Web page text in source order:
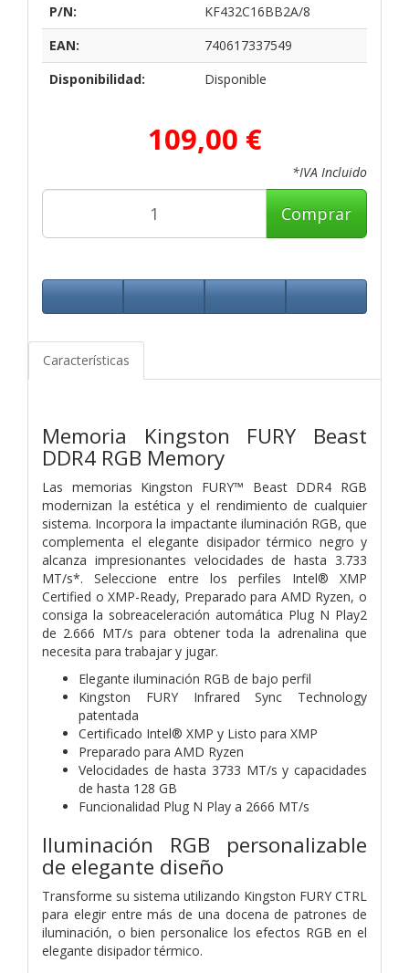
P/N:
KF432C16BB2A/8
EAN:
740617337549
Disponibilidad:
Disponible
109,00 €
*IVA Incluido
Comprar
Características
Memoria Kingston FURY Beast
DDR4 RGB Memory
Las memorias Kingston FURY™ Beast DDR4 RGB
modernizan la estética y el rendimiento de cualquier
sistema. Incorpora la impactante iluminación RGB, que
complementa el elegante disipador térmico negro y
alcanza impresionantes velocidades de hasta 3.733
MT/s*. Seleccione entre los perfiles Intel® XMP
Certified o XMP-Ready, Preparado para AMD Ryzen, o
consiga la sobreaceleración automática Plug N Play2
de 2.666 MT/s para obtener toda la adrenalina que
necesita para trabajar y jugar.
Elegante iluminación RGB de bajo perfil
Kingston FURY Infrared Sync Technology
patentada
Certificado Intel® XMP y Listo para XMP
Preparado para AMD Ryzen
Velocidades de hasta 3733 MT/s y capacidades
de hasta 128 GB
Funcionalidad Plug N Play a 2666 MT/s
Iluminación RGB personalizable
de elegante diseño
Transforme su sistema utilizando Kingston FURY CTRL
para elegir entre más de una docena de patrones de
iluminación, o bien personalice los efectos RGB en el
elegante disipador térmico.